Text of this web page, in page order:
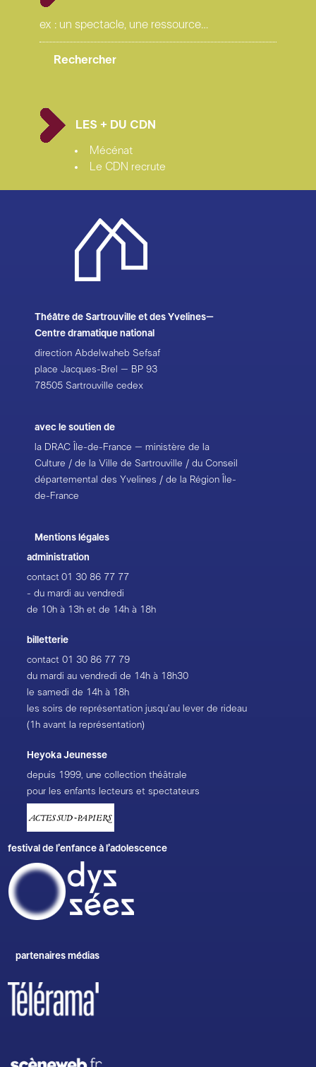
LES + DU CDN
Mécénat
Le CDN recrute
Théâtre de Sartrouville et des Yvelines–
Centre dramatique national
direction Abdelwaheb Sefsaf
place Jacques-Brel – BP 93
78505 Sartrouville cedex
avec le soutien de
la DRAC Île-de-France – ministère de la
Culture / de la Ville de Sartrouville / du Conseil
départemental des Yvelines / de la Région Île-
de-France
Mentions légales
administration
contact01 30 86 77 77
- du mardi au vendredi
de 10h à 13h et de 14h à 18h
billetterie
contact01 30 86 77 79
du mardi au vendredi de 14h à 18h30
le samedi de 14h à 18h
les soirs de représentation jusqu’au lever de rideau
(1h avant la représentation)
Heyoka Jeunesse
depuis 1999, une collection théâtrale
pour les enfants lecteurs et spectateurs
festival de l’enfance à l’adolescence
partenaires médias